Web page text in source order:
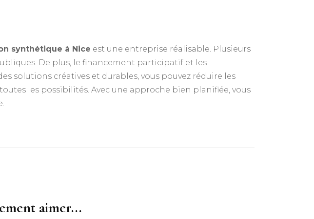
synthétique à Nice est une entreprise réalisable. Plusieurs
De plus, le financement participatif et les
solutions créatives et durables, vous pouvez réduire les
les possibilités. Avec une approche bien planifiée, vous
aimer...